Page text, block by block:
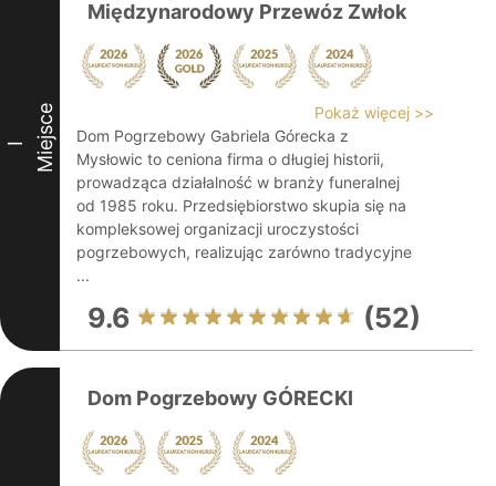
I Miejsce
Międzynarodowy Przewóz Zwłok
Pokaż więcej >>
Dom Pogrzebowy Gabriela Górecka z
Mysłowic to ceniona firma o długiej historii,
prowadząca działalność w branży funeralnej
od 1985 roku. Przedsiębiorstwo skupia się na
kompleksowej organizacji uroczystości
pogrzebowych, realizując zarówno tradycyjne
...
9.6 (52)
Dom Pogrzebowy GÓRECKI